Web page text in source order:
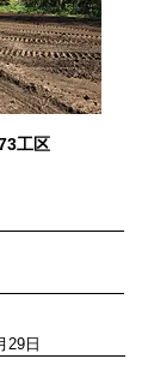
工区
29日